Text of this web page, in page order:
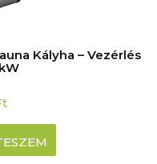
Kályha – Vezérlés